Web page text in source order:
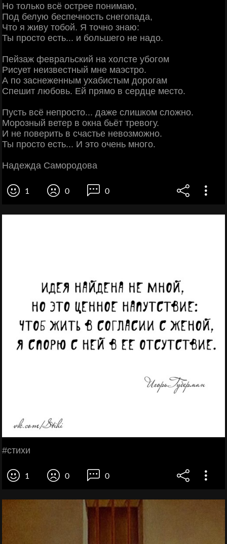
Но только всё острее понимаю,
Под белую беспечность снегопада,
Что я живу тобой. Я точно знаю:
Ты просто есть... и большего не надо.
Пейзаж февральский на холсте убогом
Рисует неизвестный мне маэстро.
А по заснеженным ухабистым дорогам
Спешит любовь. Ей прямо в сердце место.
Пусть всё непросто... даже слишком сложно.
Морозный ветер в окна бьёт тревогу.
И не поверить в счастье невозможно.
Ты просто есть... И это очень много.
Надежда Самородова
1 0 0
#стихи
1 0 0